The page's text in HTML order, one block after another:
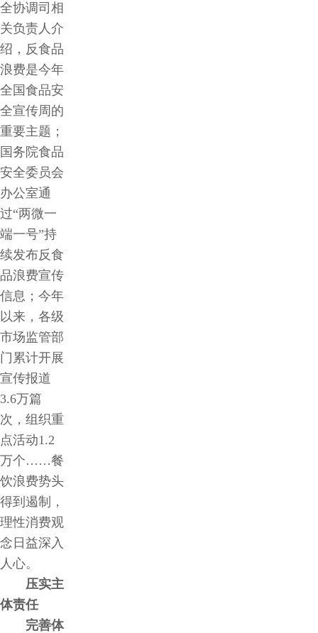
全协调司相
关负责人介
绍，反食品
浪费是今年
全国食品安
全宣传周的
重要主题；
国务院食品
安全委员会
办公室通
过“两微一
端一号”持
续发布反食
品浪费宣传
信息；今年
以来，各级
市场监管部
门累计开展
宣传报道
3.6万篇
次，组织重
点活动1.2
万个……餐
饮浪费势头
得到遏制，
理性消费观
念日益深入
人心。
压实主
体责任
完善体